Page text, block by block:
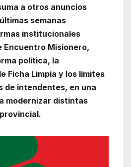
a otros anuncios
semanas
institucionales
Encuentro Misionero,
política, la
Ficha Limpia y los límites
de intendentes, en una
modernizar distintas